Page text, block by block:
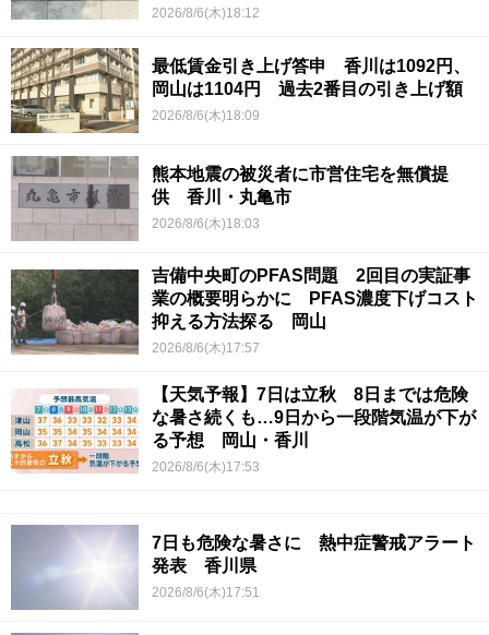
2026/8/6(木)18:12
最低賃金引き上げ答申 香川は1092円、
岡山は1104円 過去2番目の引き上げ額
2026/8/6(木)18:09
熊本地震の被災者に市営住宅を無償提
供 香川・丸亀市
2026/8/6(木)18:03
吉備中央町のPFAS問題 2回目の実証事
業の概要明らかに PFAS濃度下げコスト
抑える方法探る 岡山
2026/8/6(木)17:57
【天気予報】7日は立秋 8日までは危険
な暑さ続くも…9日から一段階気温が下が
る予想 岡山・香川
2026/8/6(木)17:53
7日も危険な暑さに 熱中症警戒アラート
発表 香川県
2026/8/6(木)17:51